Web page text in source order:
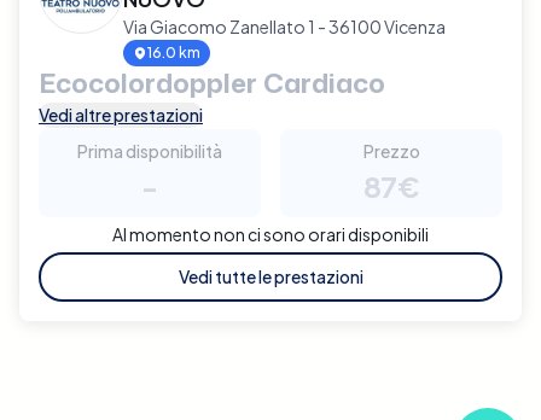
Via Giacomo Zanellato 1 - 36100 Vicenza
16.0 km
Ecocolordoppler Cardiaco
Vedi altre prestazioni
Prima disponibilità
-
Prezzo
87€
Al momento non ci sono orari disponibili
Vedi tutte le prestazioni